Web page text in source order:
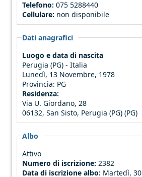
Telefono:075 5288440
Cellulare: non disponibile
Dati anagrafici
Luogo e data di nascita
Perugia (PG) - Italia
Lunedì, 13 Novembre, 1978
Provincia: PG
Residenza:
Via U. Giordano, 28
06132, San Sisto, Perugia (PG) (PG)
Albo
Attivo
Numero di iscrizione: 2382
Data di iscrizione albo: Martedì, 30